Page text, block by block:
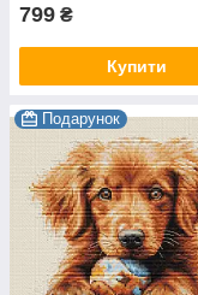
799 ₴
Купити
Подарунок